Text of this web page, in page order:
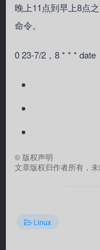
晚上11点到早上8点
命令。
0 23-7/2，8 * * * date
© 版权声明
文章版权归作者所有，未
Linux